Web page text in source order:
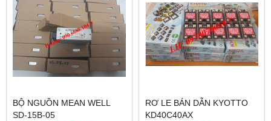
BỘ NGUỒN MEAN WELL
SD-15B-05
RƠ LE BÁN DẪN KYOTTO
KD40C40AX